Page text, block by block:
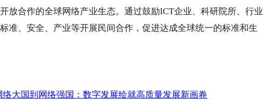
放合作的全球网络产业生态。通过鼓励ICT企业、科研院所、行业
准、安全、产业等开展民间合作，促进达成全球统一的标准和生
络大国到网络强国：数字发展绘就高质量发展新画卷